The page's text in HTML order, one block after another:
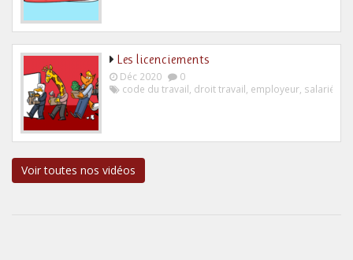
Les licenciements
Déc 2020
0
code du travail droit travail employeur salarié
Voir toutes nos vidéos